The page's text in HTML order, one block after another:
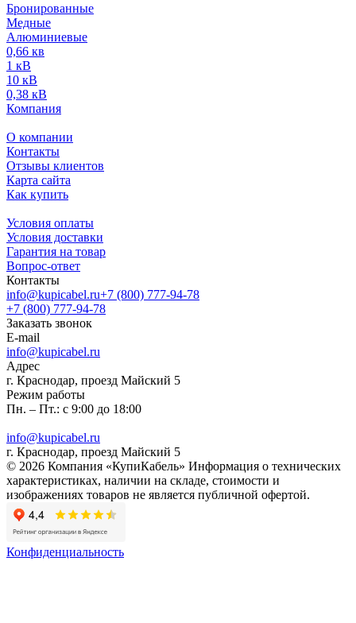
Бронированные
Медные
Алюминиевые
0,66 кв
1 кВ
10 кВ
0,38 кВ
Компания
О компании
Контакты
Отзывы клиентов
Карта сайта
Как купить
Условия оплаты
Условия доставки
Гарантия на товар
Вопрос-ответ
Контакты
info@kupicabel.ru+7 (800) 777-94-78
+7 (800) 777-94-78
Заказать звонок
E-mail
info@kupicabel.ru
Адрес
г. Краснодар, проезд Майский 5
Режим работы
Пн. – Пт.: с 9:00 до 18:00
info@kupicabel.ru
г. Краснодар, проезд Майский 5
© 2026 Компания «КупиКабель» Информация о технических
характеристиках, наличии на складе, стоимости и
изображениях товаров не является публичной офертой.
Конфиденциальность